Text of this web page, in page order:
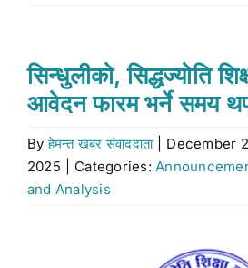
Stock market
Search
for:
सिन्धुलीको, सिद्धज्योति
आवेदन फारम भर्ने समय
Byहेमन्त खबर संवाददाता
December
2025
Categories:
and Analysis